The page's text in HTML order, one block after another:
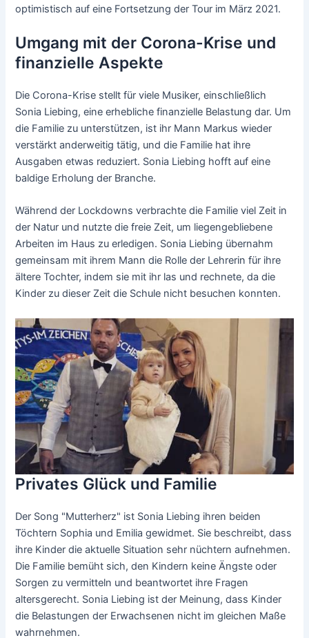
optimistisch auf eine Fortsetzung der Tour im März 2021.
Umgang mit der Corona-Krise und
finanzielle Aspekte
Die Corona-Krise stellt für viele Musiker, einschließlich
Sonia Liebing, eine erhebliche finanzielle Belastung dar. Um
die Familie zu unterstützen, ist ihr Mann Markus wieder
verstärkt anderweitig tätig, und die Familie hat ihre
Ausgaben etwas reduziert. Sonia Liebing hofft auf eine
baldige Erholung der Branche.
Während der Lockdowns verbrachte die Familie viel Zeit in
der Natur und nutzte die freie Zeit, um liegengebliebene
Arbeiten im Haus zu erledigen. Sonia Liebing übernahm
gemeinsam mit ihrem Mann die Rolle der Lehrerin für ihre
ältere Tochter, indem sie mit ihr las und rechnete, da die
Kinder zu dieser Zeit die Schule nicht besuchen konnten.
Privates Glück und Familie
Der Song "Mutterherz" ist Sonia Liebing ihren beiden
Töchtern Sophia und Emilia gewidmet. Sie beschreibt, dass
ihre Kinder die aktuelle Situation sehr nüchtern aufnehmen.
Die Familie bemüht sich, den Kindern keine Ängste oder
Sorgen zu vermitteln und beantwortet ihre Fragen
altersgerecht. Sonia Liebing ist der Meinung, dass Kinder
die Belastungen der Erwachsenen nicht im gleichen Maße
wahrnehmen.